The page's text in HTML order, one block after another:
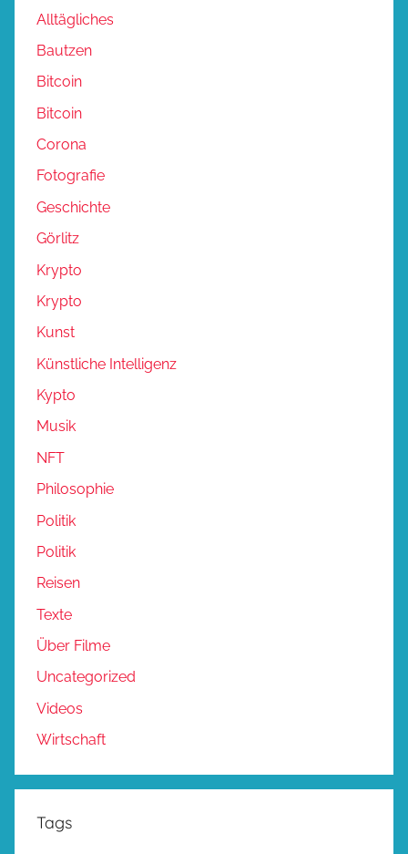
Alltägliches
Bautzen
Bitcoin
Bitcoin
Corona
Fotografie
Geschichte
Görlitz
Krypto
Krypto
Kunst
Künstliche Intelligenz
Kypto
Musik
NFT
Philosophie
Politik
Politik
Reisen
Texte
Über Filme
Uncategorized
Videos
Wirtschaft
Tags